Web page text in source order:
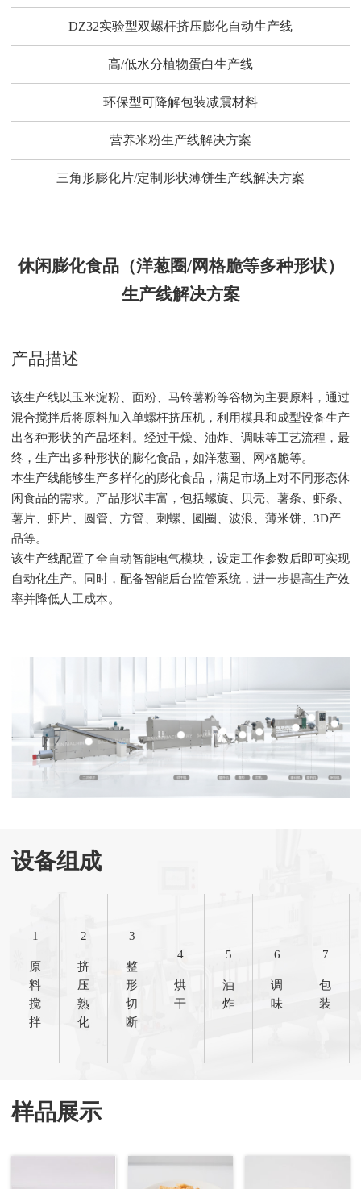
DZ32实验型双螺杆挤压膨化自动生产线
高/低水分植物蛋白生产线
环保型可降解包装减震材料
营养米粉生产线解决方案
三角形膨化片/定制形状薄饼生产线解决方案
休闲膨化食品（洋葱圈/网格脆等多种形状）
生产线解决方案
产品描述
该生产线以玉米淀粉、面粉、马铃薯粉等谷物为主要原料，通过
混合搅拌后将原料加入单螺杆挤压机，利用模具和成型设备生产
出各种形状的产品坯料。经过干燥、油炸、调味等工艺流程，最
终，生产出多种形状的膨化食品，如洋葱圈、网格脆等。
本生产线能够生产多样化的膨化食品，满足市场上对不同形态休
闲食品的需求。产品形状丰富，包括螺旋、贝壳、薯条、虾条、
薯片、虾片、圆管、方管、刺螺、圆圈、波浪、薄米饼、3D产
品等。
该生产线配置了全自动智能电气模块，设定工作参数后即可实现
自动化生产。同时，配备智能后台监管系统，进一步提高生产效
率并降低人工成本。
设备组成
1
原
料
搅
拌
2
挤
压
熟
化
3
整
形
切
断
4
烘
干
5
油
炸
6
调
味
7
包
装
样品展示